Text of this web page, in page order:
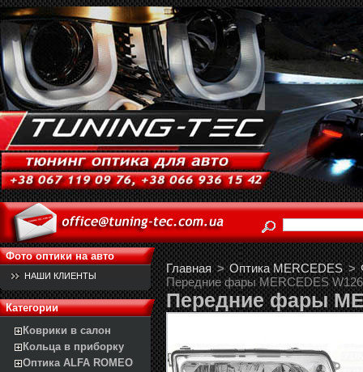
Фото оптики на авто
НАШИ КЛИЕНТЫ
Категории
Коврики в салон
Кольца в приборку
Оптика ALFA ROMEO
Главная > Оптика MERCEDES >
Передние фары MERCEDES
Передние фары